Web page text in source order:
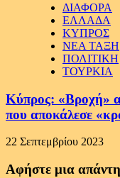
ΔΙΑΦΟΡΑ
ΕΛΛΑΔΑ
ΚΥΠΡΟΣ
ΝΕΑ ΤΑΞΗ
ΠΟΛΙΤΙΚΗ
ΤΟΥΡΚΙΑ
Κύπρος: «Βροχή»
που αποκάλεσε
22 Σεπτεμβρίου 2023
Αφήστε μια